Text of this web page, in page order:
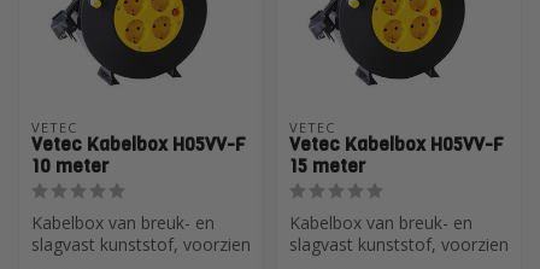
VETEC
Vetec Kabelbox H05VV-F
10 meter
Kabelbox van breuk- en
slagvast kunststof, voorzien
VETEC
Vetec Kabelbox H05VV-F
15 meter
Kabelbox van breuk- en
slagvast kunststof, voorzien